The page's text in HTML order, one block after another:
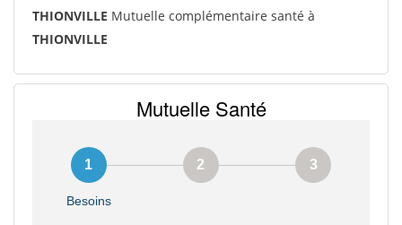
THIONVILLE Mutuelle complémentaire santé à
THIONVILLE